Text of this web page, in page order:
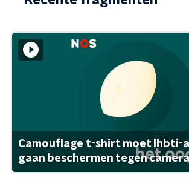
Camouflage t-shirt moet lhbti-
gaan beschermen tegen